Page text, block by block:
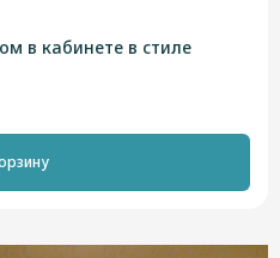
в кабинете в стиле